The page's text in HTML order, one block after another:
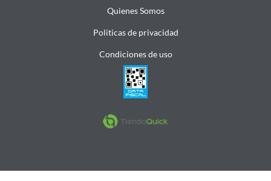
Quienes Somos
Politicas de privacidad
Condiciones de uso